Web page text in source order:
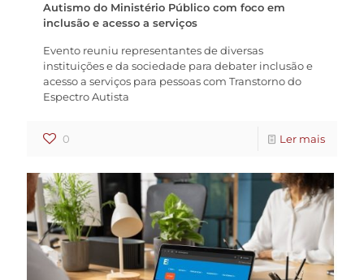
Autismo do Ministério Público com foco em
inclusão e acesso a serviços
Evento reuniu representantes de diversas
instituições e da sociedade para debater inclusão e
acesso a serviços para pessoas com Transtorno do
Espectro Autista
0 Ler mais